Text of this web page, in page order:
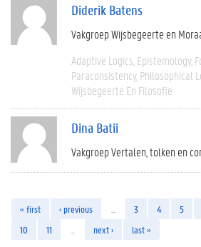
Diderik Batens
Vakgroep Wijsbegeerte en
Adaptive Logics Epistemology
Paraconsistency Philosophical
Wijsbegeerte En Filosofie
Dina Batii
Vakgroep Vertalen, tolken en
« first ‹ previous 3 4 5
10
11 next › last »